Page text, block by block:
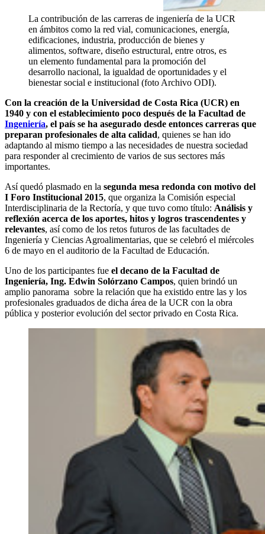
La contribución de las carreras de ingeniería de la UCR
en ámbitos como la red vial, comunicaciones, energía,
edificaciones, industria, producción de bienes y
alimentos, software, diseño estructural, entre otros, es
un elemento fundamental para la promoción del
desarrollo nacional, la igualdad de oportunidades y el
bienestar social e institucional (foto Archivo ODI).
Con la creación de la Universidad de Costa Rica (UCR) en
1940 y con el establecimiento poco después de la Facultad de
Ingeniería, el país se ha asegurado desde entonces carreras que
preparan profesionales de alta calidad, quienes se han ido
adaptando al mismo tiempo a las necesidades de nuestra sociedad
para responder al crecimiento de varios de sus sectores más
importantes.
Así quedó plasmado en la segunda mesa redonda con motivo del
I Foro Institucional 2015, que organiza la Comisión especial
Interdisciplinaria de la Rectoría, y que tuvo como título: Análisis y
reflexión acerca de los aportes, hitos y logros trascendentes y
relevantes, así como de los retos futuros de las facultades de
Ingeniería y Ciencias Agroalimentarias, que se celebró el miércoles
6 de mayo en el auditorio de la Facultad de Educación.
Uno de los participantes fue el decano de la Facultad de
Ingeniería, Ing. Edwin Solórzano Campos, quien brindó un
amplio panorama sobre la relación que ha existido entre las y los
profesionales graduados de dicha área de la UCR con la obra
pública y posterior evolución del sector privado en Costa Rica.